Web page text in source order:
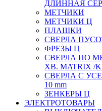
ДЛИННАЯ
МЕТЧИКИ
МЕТЧИКИ Ц
ПЛАШКИ
СВЕРЛА
ФРЕЗЫ Ц
СВЕРЛА ПО
ХВ. MATRIX /
СВЕРЛА С
10 mm
ЗЕНКЕРЫ Ц
ЭЛЕКТРОТОВАРЫ